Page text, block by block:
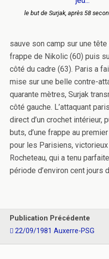
le but de Surjak, après 58
sauve son camp sur une
frappe de Nikolic (60) puis
côté du cadre (63). Paris a
mise sur une belle contre-
quarante mètres, Surjak
côté gauche. L’attaquant
direct d’un crochet
buts, d’une frappe au
pour les Parisiens,
Rocheteau, qui a tenu
période d’environ cent jours
Publication Précédente
22/09/1981 Auxerre-PSG